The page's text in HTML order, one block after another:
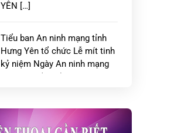
YÊN […]
Tiểu ban An ninh mạng tỉnh
Hưng Yên tổ chức Lễ mít tinh
kỷ niệm Ngày An ninh mạng
Việt Nam (06/8)